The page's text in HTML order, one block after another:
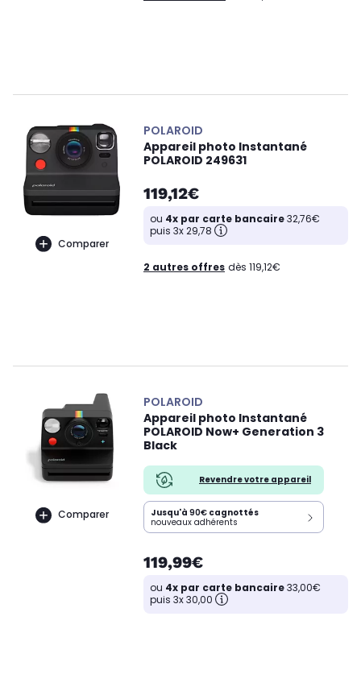
Comparer
POLAROID
Appareil photo Instantané
POLAROID 249631
119,12€
ou 4x par carte bancaire32,76€
puis 3x 29,78
2 autres offres dès 119,12€
Comparer
POLAROID
Appareil photo Instantané
POLAROID Now+ Generation 3
Black
Revendre votre appareil
Jusqu'à 90€ cagnottés
nouveaux adhérents
119,99€
ou 4x par carte bancaire33,00€
puis 3x 30,00